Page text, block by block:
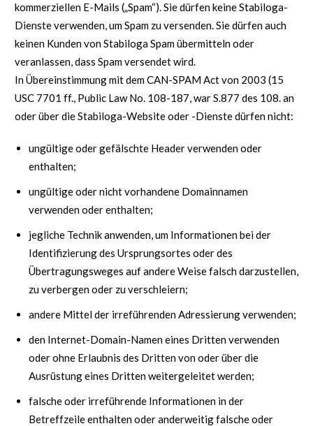
kommerziellen E-Mails („Spam“). Sie dürfen keine Stabiloga-
Dienste verwenden, um Spam zu versenden. Sie dürfen auch
keinen Kunden von Stabiloga Spam übermitteln oder
veranlassen, dass Spam versendet wird.
In Übereinstimmung mit dem CAN-SPAM Act von 2003 (15
USC 7701 ff., Public Law No. 108-187, war S.877 des 108. an
oder über die Stabiloga-Website oder -Dienste dürfen nicht:
ungültige oder gefälschte Header verwenden oder
enthalten;
ungültige oder nicht vorhandene Domainnamen
verwenden oder enthalten;
jegliche Technik anwenden, um Informationen bei der
Identifizierung des Ursprungsortes oder des
Übertragungsweges auf andere Weise falsch darzustellen,
zu verbergen oder zu verschleiern;
andere Mittel der irreführenden Adressierung verwenden;
den Internet-Domain-Namen eines Dritten verwenden
oder ohne Erlaubnis des Dritten von oder über die
Ausrüstung eines Dritten weitergeleitet werden;
falsche oder irreführende Informationen in der
Betreffzeile enthalten oder anderweitig falsche oder